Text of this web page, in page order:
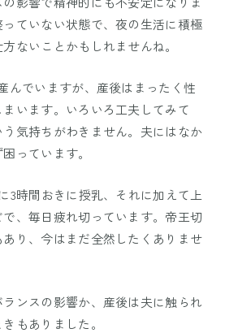
ていない状態で、夜の生活に積極
ないことかもしれませんね。
んでいますが、産後はまったく性
います。いろいろ工夫してみて
気持ちがわきません。夫にはなか
っています。
3時間おきに授乳、それに加えて上
、毎日疲れ切っています。帝王切
り、今はまだ全然したくありませ
ランスの影響か、産後は夫に触られ
もありました。